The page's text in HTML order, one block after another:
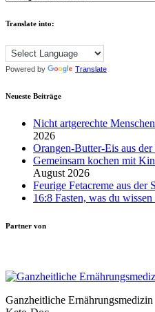
Translate into:
Powered by Translate
Neueste Beiträge
Nicht artgerechte
2026
Orangen-Butter-Eis aus
Gemeinsam kochen mit
August 2026
Feurige Fetacreme aus der
16:8 Fasten, was du wissen
Partner von
Ganzheitliche Ernährungsmedizin